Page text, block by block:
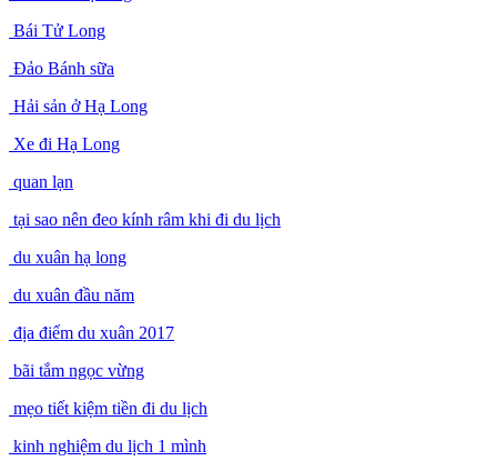
Bái Tử Long
Đảo Bánh sữa
Hải sản ở Hạ Long
Xe đi Hạ Long
quan lạn
tại sao nên đeo kính râm khi đi du lịch
du xuân hạ long
du xuân đầu năm
địa điểm du xuân 2017
bãi tắm ngọc vừng
mẹo tiết kiệm tiền đi du lịch
kinh nghiệm du lịch 1 mình